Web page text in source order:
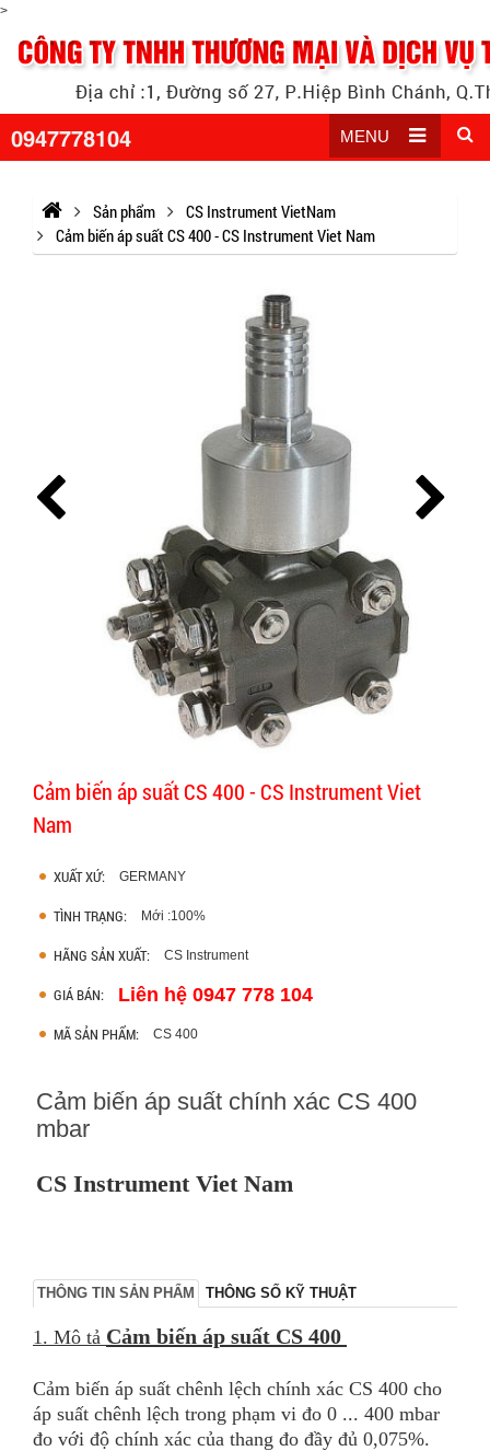
>
0947778104 MENU
Sản phẩm
CS Instrument VietNam
Cảm biến áp suất CS 400 - CS Instrument Viet Nam
Cảm biến áp suất CS 400 - CS Instrument Viet
Nam
XUẤT XỨ: GERMANY
TÌNH TRẠNG: Mới :100%
HÃNG SẢN XUẤT: CS Instrument
GIÁ BÁN: Liên hệ 0947 778 104
MÃ SẢN PHẨM: CS 400
Cảm biến áp suất chính xác CS 400
mbar
CS Instrument Viet Nam
THÔNG TIN SẢN PHẨM THÔNG SỐ KỸ THUẬT
1. Mô tả Cảm biến áp suất CS 400
Cảm biến áp suất chênh lệch chính xác CS 400 cho
áp suất chênh lệch trong phạm vi đo 0 ... 400 mbar
đo với độ chính xác của thang đo đầy đủ 0,075%.